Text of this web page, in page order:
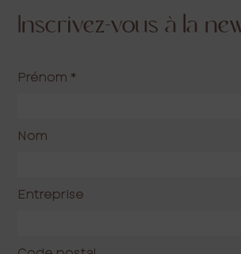
Inscrivez-vous à la
Prénom *
Nom
Entreprise